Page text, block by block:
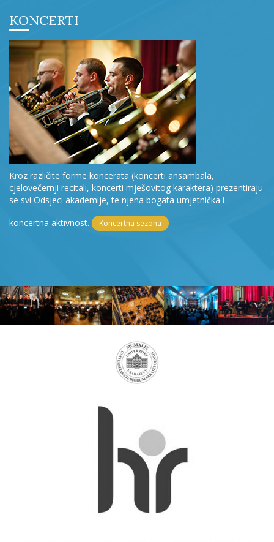
KONCERTI
Kroz različite forme koncerata (koncerti ansambala,
cjelovečernji recitali, koncerti mješovitog karaktera) prezentiraju
se svi Odsjeci akademije, te njena bogata umjetnička i
koncertna aktivnost.
Koncertna sezona